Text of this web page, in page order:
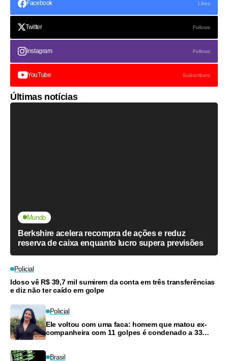
Facebook Likes
Twitter Follows
Instagram Follows
YouTube Subscribers
Últimas notícias
Mundo
Berkshire acelera recompra de ações e reduz
reserva de caixa enquanto lucro supera previsões
Policial
Idoso vê R$ 39,7 mil sumirem da conta em três transferências
e diz não ter caído em golpe
Policial
Ele voltou com uma faca: homem que matou ex-
companheira com 11 golpes é condenado a 33
Brasil